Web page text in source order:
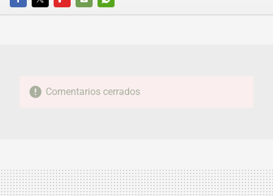
FACEBOOKTWITTERFLIPBOARD
E-
WHATSAPP
Comentarios cerrados